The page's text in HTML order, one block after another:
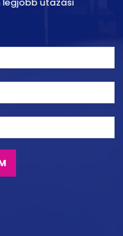
legjobb utazási